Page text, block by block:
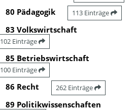
80 Pädagogik 113 Einträge
83 Volkswirtschaft
102 Einträge
85 Betriebswirtschaft
100 Einträge
86 Recht 262 Einträge
89 Politikwissenschaften